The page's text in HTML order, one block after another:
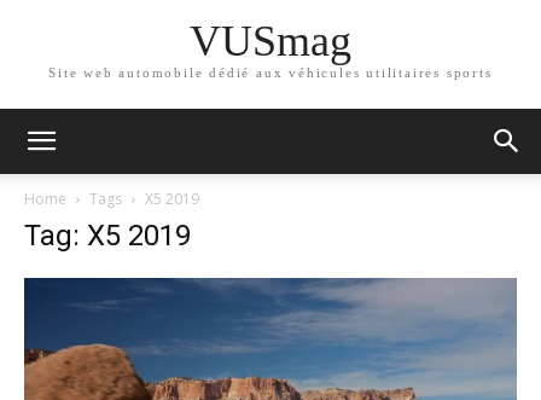
VUSmag
Site web automobile dédié aux véhicules utilitaires sports
Home Tags X5 2019
Tag: X5 2019